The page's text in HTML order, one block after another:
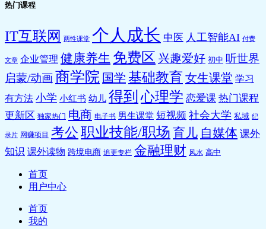
热门课程
IT互联网 两性课堂 个人成长 中医 人工智能AI 付费
文章 企业管理 健康养生 免费区 兴趣爱好 初中 听世界
启蒙/动画商学院 国学 基础教育 女生课堂 学习
有方法 小学 小红书 幼儿 得到 心理学 恋爱课 热门课程
更新区 独家热门 电商 电子书 男生课堂 短视频 社会大学 私域 纪
录片 网赚项目 考公 职业技能/职场 育儿 自媒体 课外
知识 课外读物 跨境电商 追更专栏 金融理财 风水 高中
首页
用户中心
首页
我的